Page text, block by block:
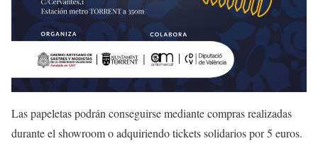
Las papeletas podrán conseguirse mediante compras realizadas
durante el showroom o adquiriendo tickets solidarios por 5 euros.